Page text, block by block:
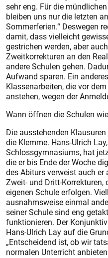
sehr eng. Für die
bleiben uns nur die letzten
Sommerferien.“ Deswegen
damit, dass vielleicht
gestrichen werden, aber
Zweitkorrekturen an den
andere Schulen gehen.
Aufwand sparen. Ein
Klassenarbeiten, die vor
anstehen, wegen der
Wann öffnen die Schulen
Die ausstehenden
die Klemme. Hans-Ulrich
Schlossgymnasiums, hat
die er bis Ende der Woche
des Abiturs verweist auch
Zweit- und Dritt-
eigenen Schule erfolgen.
ausnahmsweise einmal
seiner Schule sind eng
funktionieren. Der
Hans-Ulrich Lay auf die
„Entscheidend ist, ob wir
normalen Unterricht